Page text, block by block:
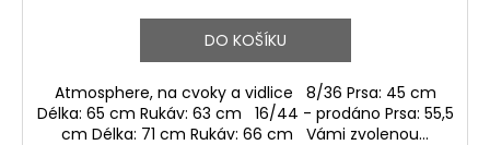
DO KOŠÍKU
Atmosphere, na cvoky a vidlice 8/36 Prsa: 45 cm
Délka: 65 cm Rukáv: 63 cm 16/44 - prodáno Prsa: 55,5
cm Délka: 71 cm Rukáv: 66 cm Vámi zvolenou...